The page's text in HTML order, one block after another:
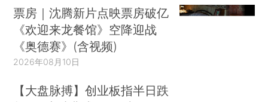
票房｜沈腾新片点映票房破亿
《欢迎来龙餐馆》空降迎战
《奥德赛》(含视频)
2026年08月10日
【大盘脉搏】创业板指半日跌